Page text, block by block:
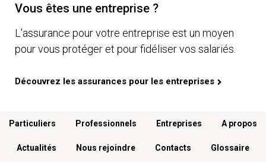
Vous êtes une entreprise ?
L'assurance pour votre entreprise est un moyen
pour vous protéger et pour fidéliser vos salariés.
Découvrez les assurances pour les entreprises
Menu footer
Particuliers Professionnels Entreprises A propos
Actualités Nous rejoindre Contacts Glossaire